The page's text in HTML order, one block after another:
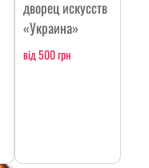
дворец искусств
«Украина»
від 500 грн